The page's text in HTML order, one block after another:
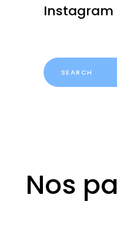
Instagram
Search
for:
Nos